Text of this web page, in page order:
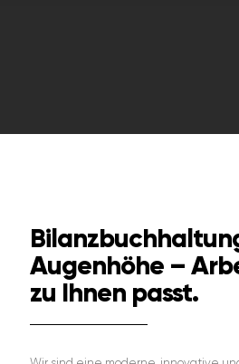
Augenhöhe –
zu Ihnen passt.